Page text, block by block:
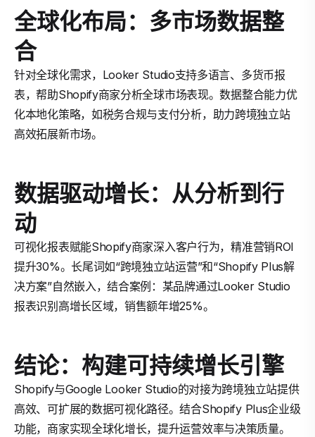
全球化布局：多市场数据整
合
针对全球化需求，Looker Studio支持多语言、多货币报
表，帮助Shopify商家分析全球市场表现。数据整合能力优
化本地化策略，如税务合规与支付分析，助力跨境独立站
高效拓展新市场。
数据驱动增长：从分析到行
动
可视化报表赋能Shopify商家深入客户行为，精准营销ROI
提升30%。长尾词如“跨境独立站运营”和“Shopify Plus解
决方案”自然嵌入，结合案例：某品牌通过Looker Studio
报表识别高增长区域，销售额年增25%。
结论：构建可持续增长引擎
Shopify与Google Looker Studio的对接为跨境独立站提供
高效、可扩展的数据可视化路径。结合Shopify Plus企业级
功能，商家实现全球化增长，提升运营效率与决策质量。